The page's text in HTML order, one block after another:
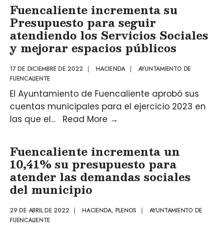
Fuencaliente incrementa su
Presupuesto para seguir
atendiendo los Servicios Sociales
y mejorar espacios públicos
17 DE DICIEMBRE DE 2022 HACIENDA
AYUNTAMIENTO DE
FUENCALIENTE
El Ayuntamiento de Fuencaliente aprobó sus
cuentas municipales para el ejercicio 2023 en
las que el... Read More →
Fuencaliente incrementa un
10,41% su presupuesto para
atender las demandas sociales
del municipio
29 DE ABRIL DE 2022 HACIENDA, PLENOS
AYUNTAMIENTO DE
FUENCALIENTE